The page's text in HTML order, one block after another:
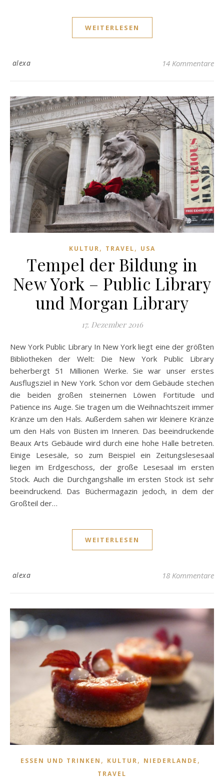
WEITERLESEN
alexa 14 Kommentare
KULTUR, TRAVEL, USA
Tempel der Bildung in
New York – Public Library
und Morgan Library
17. Dezember 2016
New York Public Library In New York liegt eine der größten
Bibliotheken der Welt: Die New York Public Library
beherbergt 51 Millionen Werke. Sie war unser erstes
Ausflugsziel in New York. Schon vor dem Gebäude stechen
die beiden großen steinernen Löwen Fortitude und
Patience ins Auge. Sie tragen um die Weihnachtszeit immer
Kränze um den Hals. Außerdem sahen wir kleinere Kränze
um den Hals von Büsten im Inneren. Das beeindruckende
Beaux Arts Gebäude wird durch eine hohe Halle betreten.
Einige Lesesäle, so zum Beispiel ein Zeitungslesesaal
liegen im Erdgeschoss, der große Lesesaal im ersten
Stock. Auch die Durchgangshalle im ersten Stock ist sehr
beeindruckend. Das Büchermagazin jedoch, in dem der
Großteil der…
WEITERLESEN
alexa 18 Kommentare
ESSEN UND TRINKEN , KULTUR, NIEDERLANDE ,
TRAVEL